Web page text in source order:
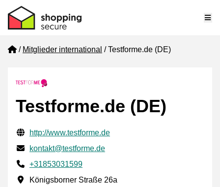
Home
Mitglieder international Testforme.de (DE)
Testforme.de (DE)
Geprüfte Kontaktinformationen
Website URL
http://www.testforme.de
E-mail
kontakt@testforme.de
Phone number
+31853031599
Geschäftsadresse
Königsborner Straße 26a